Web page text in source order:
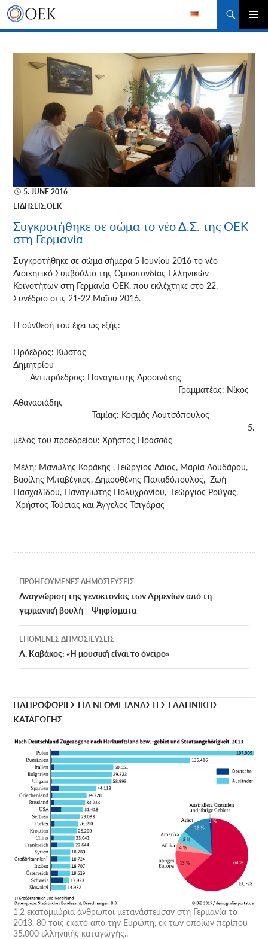
Αναζήτηση
ΚΎΡΙΟ
ΜΕΤΆΒΑΣΗ
5. JUNE 2016
ΕΙΔΉΣΕΙΣ,ΟΕΚ
Συγκροτήθηκε σε σώμα το νέο Δ.Σ. της ΟΕΚ
στη Γερμανία
Συγκροτήθηκε σε σώμα σήμερα 5 Ιουνίου 2016 το νέο
Διοικητικό Συμβούλιο της Ομοσπονδίας Ελληνικών
Κοινοτήτων στη Γερμανία-OEK, που εκλέχτηκε στο 22.
Συνέδριο στις 21-22 Μαϊου 2016.
Η σύνθεσή του έχει ως εξής:
Πρόεδρος: Κώστας
Δημητρίου
Αντιπρόεδρος: Παναγιώτης Δροσινάκης
Γραμματέας: Νίκος
Αθανασιάδης
Ταμίας: Κοσμάς Λουτσόπουλος
5.
μέλος του προεδρείου: Χρήστος Πρασσάς
Μέλη: Μανώλης Κοράκης , Γεώργιος Λάιος, Μαρία Λουδάρου,
Βασίλης Μπαβέγκος, Δημοσθένης Παπαδόπουλος, Ζωή
Πασχαλίδου, Παναγιώτης Πολυχρονίου, Γεώργιος Ρούγας,
Χρήστος Τούσιας και Άγγελος Τσιγάρας
Πλοήγηση
άρθρων
ΠΡΟΗΓΟΎΜΕΝΕΣ ΔΗΜΟΣΙΕΎΣΕΙΣ
Αναγνώριση της γενοκτονίας των Αρμενίων από τη
γερμανική βουλή – Ψηφίσματα
ΕΠΌΜΕΝΕΣ ΔΗΜΟΣΙΕΎΣΕΙΣ
Λ. Καβάκος: «Η μουσική είναι το όνειρο»
ΠΛΗΡΟΦΟΡΙΕΣ ΓΙΑ ΝΕΟΜΕΤΑΝΑΣΤΕΣ ΕΛΛΗΝΙΚΗΣ
ΚΑΤΑΓΩΓΗΣ
1,2 εκατομμύρια άνθρωποι μετανάστευσαν στη Γερμανία το
2013. 80 τοις εκατό από την Ευρώπη, εκ των οποίων περίπου
35.000 ελληνικής καταγωγής..